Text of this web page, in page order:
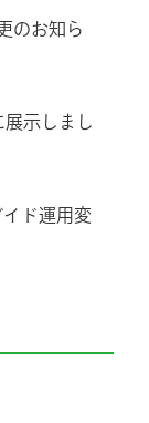
のお知ら
展示しまし
イド運用変